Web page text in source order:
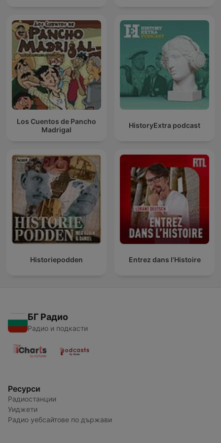
Los Cuentos de Pancho
Madrigal
HistoryExtra podcast
Historiepodden Entrez dans l'Histoire
БГ Радио
Радио и подкасти
Ресурси
Радиостанции
Уиджети
Радио уебсайтове по държави